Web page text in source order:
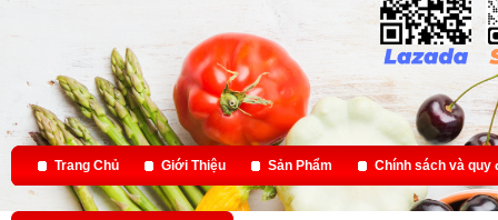
Trang Chủ Giới Thiệu Sản Phẩm Chính sách và quy